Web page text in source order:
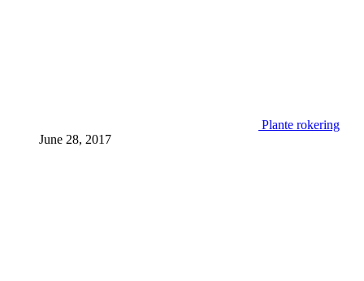
Plante rokering
June 28, 2017